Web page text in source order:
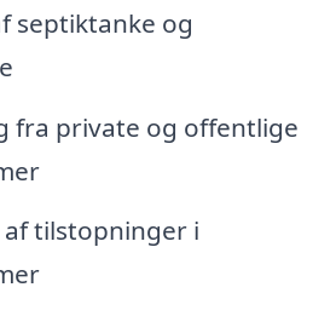
septiktanke og
fra private og offentlige
tilstopninger i